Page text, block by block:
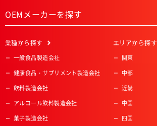
OEMメーカーを探す
業種から探す
一般食品製造会社
健康食品・サプリメント製造会社
飲料製造会社
アルコール飲料製造会社
菓子製造会社
エリアから探す
関東
中部
近畿
中国
四国